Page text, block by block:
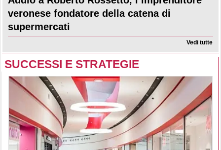
veronese fondatore della catena di
supermercati
Vedi tutte
SUCCESSI E STRATEGIE